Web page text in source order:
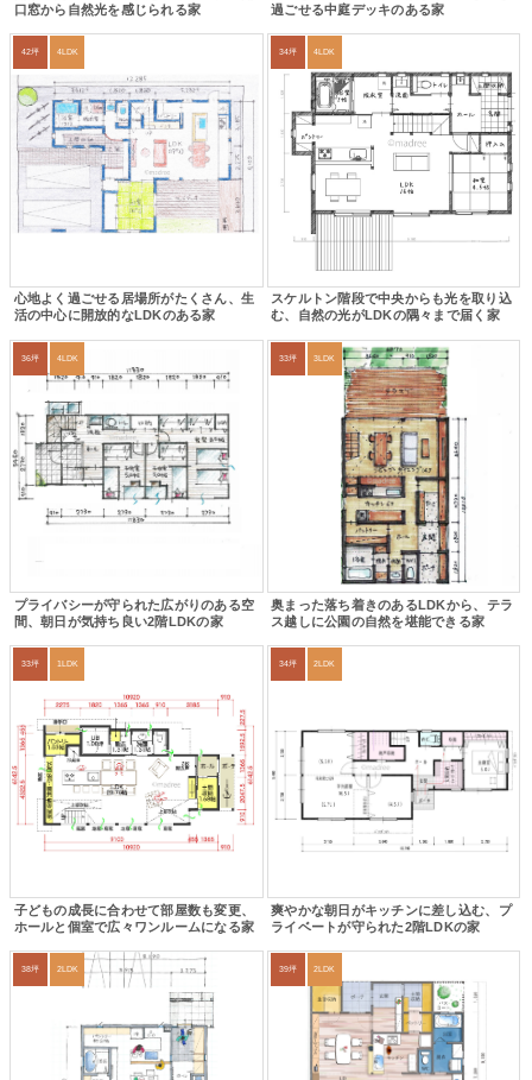
口窓から自然光を感じられる家
過ごせる中庭デッキのある家
42坪 4LDK
心地よく過ごせる居場所がたくさん、生
活の中心に開放的なLDKのある家
34坪 4LDK
スケルトン階段で中央からも光を取り込
む、自然の光がLDKの隅々まで届く家
36坪 4LDK
プライバシーが守られた広がりのある空
間、朝日が気持ち良い2階LDKの家
33坪 3LDK
奥まった落ち着きのあるLDKから、テラ
ス越しに公園の自然を堪能できる家
33坪 1LDK
子どもの成長に合わせて部屋数も変更、
ホールと個室で広々ワンルームになる家
34坪 2LDK
爽やかな朝日がキッチンに差し込む、プ
ライベートが守られた2階LDKの家
38坪 2LDK 39坪 2LDK